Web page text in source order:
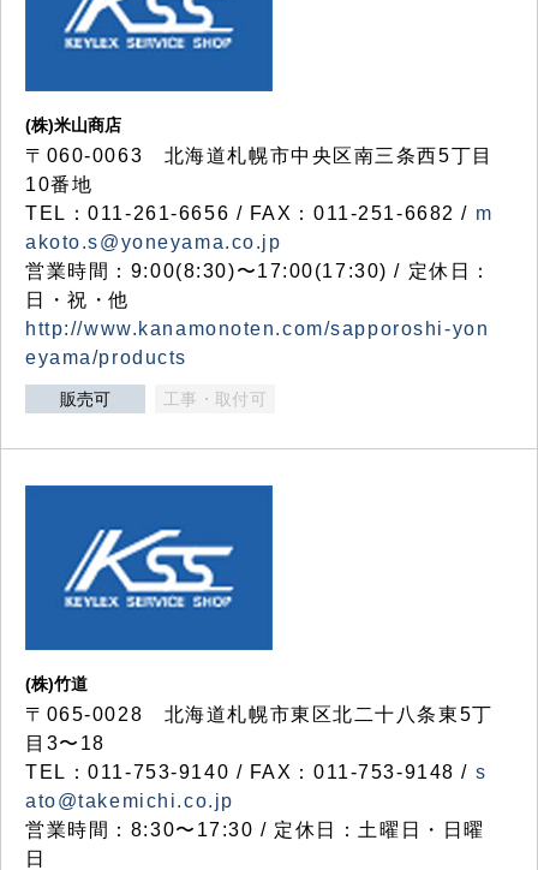
(株)米山商店
〒060-0063 北海道札幌市中央区南三条西5丁目
10番地
TEL：011-261-6656 / FAX：011-251-6682 / m
akoto.s@yoneyama.co.jp
営業時間：9:00(8:30)〜17:00(17:30) / 定休日：
日・祝・他
http://www.kanamonoten.com/sapporoshi-yon
eyama/products
販売可 工事・取付可
(株)竹道
〒065-0028 北海道札幌市東区北二十八条東5丁
目3〜18
TEL：011-753-9140 / FAX：011-753-9148 / s
ato@takemichi.co.jp
営業時間：8:30〜17:30 / 定休日：土曜日・日曜
日